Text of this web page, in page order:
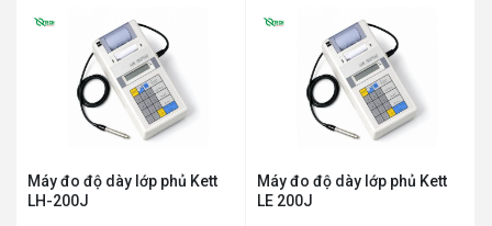
Máy đo độ dày lớp phủ Kett
LH-200J
Máy đo độ dày lớp phủ Kett
LE 200J